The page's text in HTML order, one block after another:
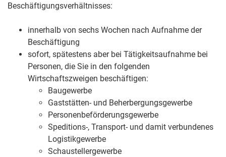
Beschäftigungsverhältnisses:
innerhalb von sechs Wochen nach Aufnahme der
Beschäftigung
sofort, spätestens aber bei Tätigkeitsaufnahme bei
Personen, die Sie in den folgenden
Wirtschaftszweigen beschäftigen:
Baugewerbe
Gaststätten- und Beherbergungsgewerbe
Personenbeförderungsgewerbe
Speditions-, Transport- und damit verbundenes
Logistikgewerbe
Schaustellergewerbe